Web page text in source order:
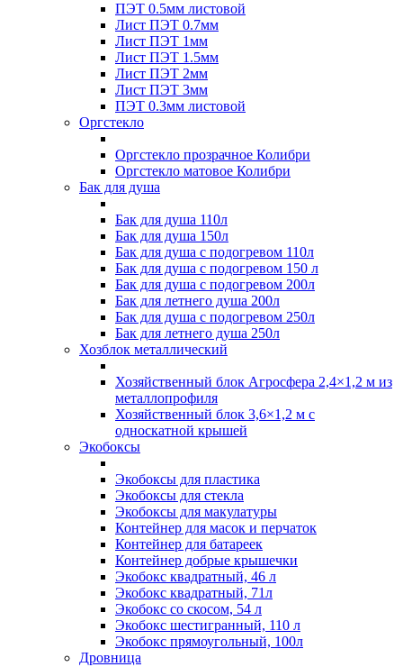
ПЭТ 0.5мм листовой
Лист ПЭТ 0.7мм
Лист ПЭТ 1мм
Лист ПЭТ 1.5мм
Лист ПЭТ 2мм
Лист ПЭТ 3мм
ПЭТ 0.3мм листовой
Оргстекло
Оргстекло прозрачное Колибри
Оргстекло матовое Колибри
Бак для душа
Бак для душа 110л
Бак для душа 150л
Бак для душа с подогревом 110л
Бак для душа с подогревом 150 л
Бак для душа с подогревом 200л
Бак для летнего душа 200л
Бак для душа с подогревом 250л
Бак для летнего душа 250л
Хозблок металлический
Хозяйственный блок Агросфера 2,4×1,2 м из
металлопрофиля
Хозяйственный блок 3,6×1,2 м с
односкатной крышей
Экобоксы
Экобоксы для пластика
Экобоксы для стекла
Экобоксы для макулатуры
Контейнер для масок и перчаток
Контейнер для батареек
Контейнер добрые крышечки
Экобокс квадратный, 46 л
Экобокс квадратный, 71л
Экобокс со скосом, 54 л
Экобокс шестигранный, 110 л
Экобокс прямоугольный, 100л
Дровница